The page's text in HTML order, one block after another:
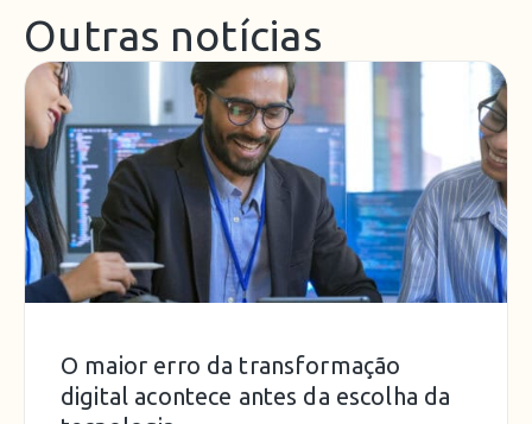
Outras notícias
O maior erro da transformação
digital acontece antes da escolha da